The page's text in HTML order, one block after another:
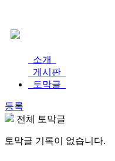
소개
게시판
토막글
등록
전체 토막글
토막글 기록이 없습니다.